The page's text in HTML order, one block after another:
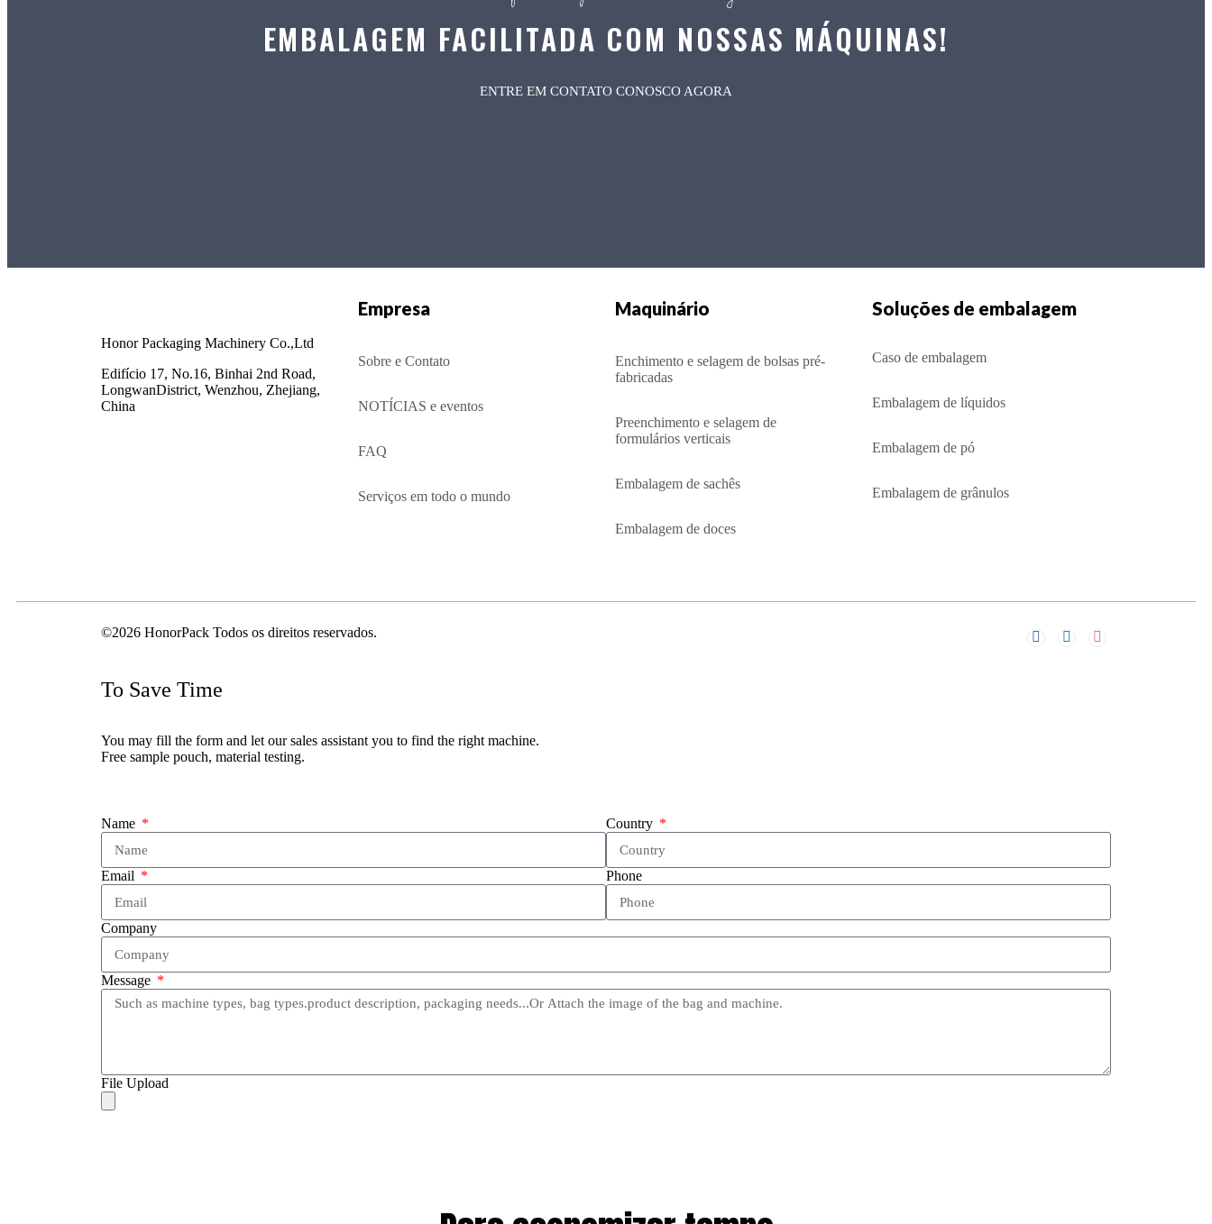
EMBALAGEM FACILITADA COM NOSSAS MÁQUINAS!
ENTRE EM CONTATO CONOSCO AGORA
Honor Packaging Machinery Co.,Ltd
Edifício 17, No.16, Binhai 2nd Road,
LongwanDistrict, Wenzhou, Zhejiang,
China
Empresa
Sobre e Contato
NOTÍCIAS e eventos
FAQ
Serviços em todo o mundo
Maquinário
Enchimento e selagem de bolsas pré-
fabricadas
Preenchimento e selagem de
formulários verticais
Embalagem de sachês
Embalagem de doces
Soluções de embalagem
Caso de embalagem
Embalagem de líquidos
Embalagem de pó
Embalagem de grânulos
©2026 HonorPack Todos os direitos reservados.
To Save Time
You may fill the form and let our sales assistant you to find the right machine.
Free sample pouch, material testing.
Name Country
Email Phone
Company
Message
File Upload